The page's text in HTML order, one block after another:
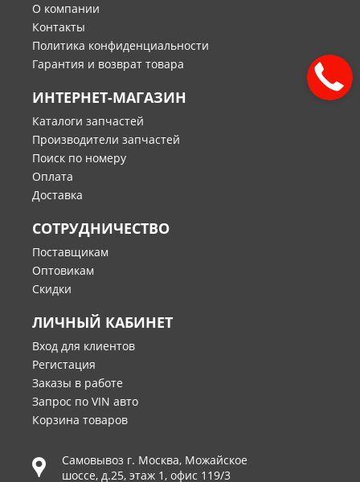
О компании
Контакты
Политика конфиденциальности
Гарантия и возврат товара
ИНТЕРНЕТ-МАГАЗИН
Каталоги запчастей
Производители запчастей
Поиск по номеру
Оплата
Доставка
СОТРУДНИЧЕСТВО
Поставщикам
Оптовикам
Скидки
ЛИЧНЫЙ КАБИНЕТ
Вход для клиентов
Регистация
Заказы в работе
Запрос по VIN авто
Корзина товаров
Самовывоз г. Москва, Можайское
шоссе, д.25, этаж 1, офис 119/3